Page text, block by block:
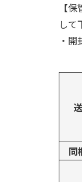
【
して
・
同